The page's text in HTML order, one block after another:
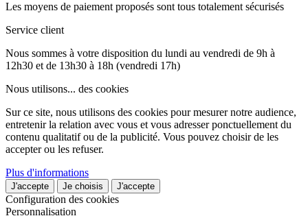
Les moyens de paiement proposés sont tous totalement sécurisés
Service client
Nous sommes à votre disposition du lundi au vendredi de 9h à
12h30 et de 13h30 à 18h (vendredi 17h)
Nous utilisons... des cookies
Sur ce site, nous utilisons des cookies pour mesurer notre audience,
entretenir la relation avec vous et vous adresser ponctuellement du
contenu qualitatif ou de la publicité. Vous pouvez choisir de les
accepter ou les refuser.
Plus d'informations
J'accepte Je choisis J'accepte
Configuration des cookies
Personnalisation